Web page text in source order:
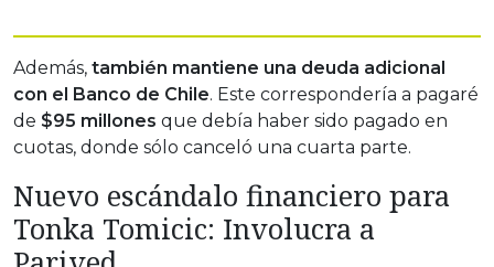
Además, también mantiene una deuda adicional
con el Banco de Chile. Este correspondería a pagaré
de $95 millones que debía haber sido pagado en
cuotas, donde sólo canceló una cuarta parte.
Nuevo escándalo financiero para
Tonka Tomicic: Involucra a